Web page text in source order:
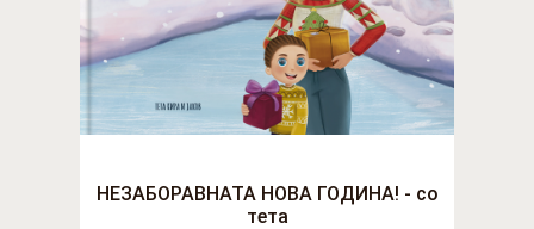
НЕЗАБОРАВНАТА НОВА ГОДИНА! - со
тета